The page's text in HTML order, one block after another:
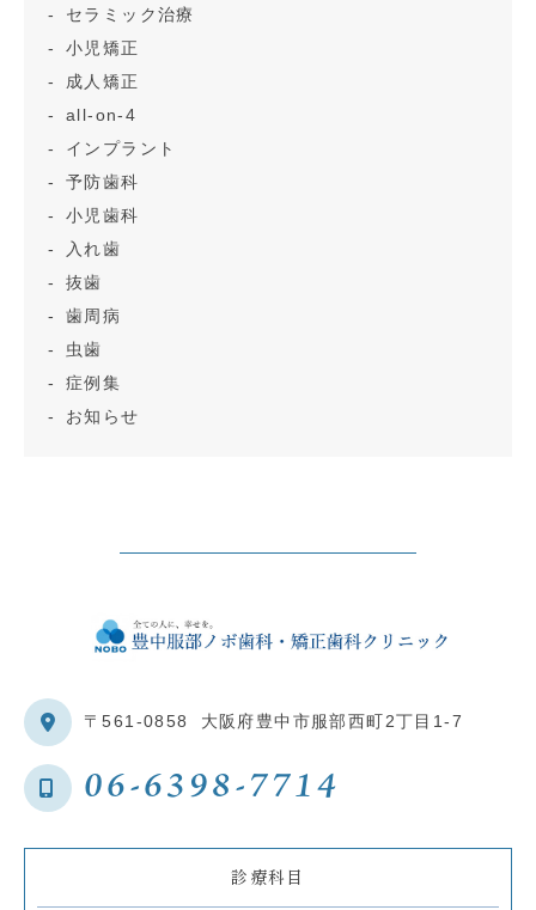
セラミック治療
小児矯正
成人矯正
all-on-4
インプラント
予防歯科
小児歯科
入れ歯
抜歯
歯周病
虫歯
症例集
お知らせ
〒561-0858 大阪府豊中市服部西町2丁目1-7
06-6398-7714
診療科目